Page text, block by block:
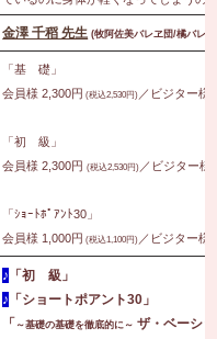
金澤 千稻 先生 (牧阿佐美バレヱ団/橘バレ
「基 礎」
会員様 2,300円 (税込2,530円) ／ビジター様
「初 級」
会員様 2,300円(税込2,530円) ／ビジター様
「ｼｮｰﾄﾎﾟｱﾝﾄ30」
会員様 1,000円 (税込1,100円) ／ビジター様
♪ 「初 級」
♪ 「ショートポアント30」
「 ～基礎の基礎を徹底的に～ ザ・ベーシ